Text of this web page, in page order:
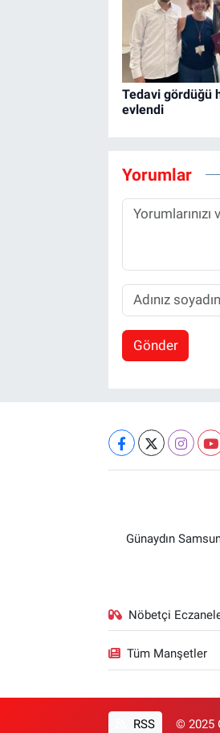
Tedavi gördüğü
evlendi
Yorumlar
Gönder
Günaydın
Nöbetçi
Tüm Manşetler
RSS © 2025